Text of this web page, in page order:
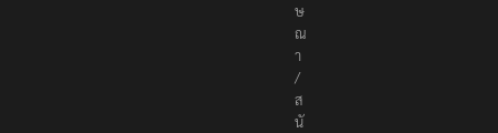
ษ
ณ
า
/
ส
นั